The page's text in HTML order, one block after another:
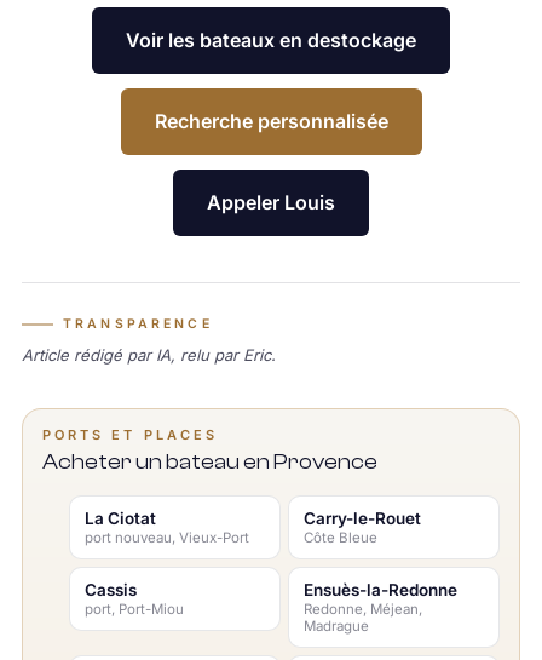
Voir les bateaux en destockage
Recherche personnalisée
Appeler Louis
TRANSPARENCE
Article rédigé par IA, relu par Eric.
PORTS ET PLACES
Acheter un bateau en Provence
La Ciotat
port nouveau, Vieux-Port
Carry-le-Rouet
Côte Bleue
Cassis
port, Port-Miou
Ensuès-la-Redonne
Redonne, Méjean,
Madrague